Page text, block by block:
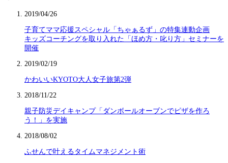
2019/04/26
子育てママ応援スペシャル「ちゃぁるず」の特集連動企画
キッズコーチングを取り入れた「ほめ方・叱り方」セミナーを
開催
2019/02/19
かわいいKYOTO大人女子旅第2弾
2018/11/22
親子防災デイキャンプ「ダンボールオーブンでピザを作ろ
う！」を実施
2018/08/02
ふせんで叶えるタイムマネジメント術